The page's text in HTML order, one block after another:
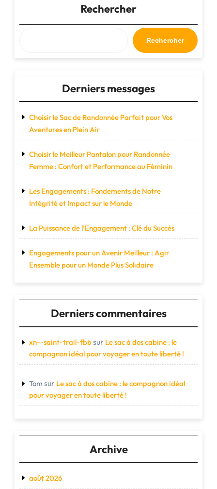
de
voyage
en
cuir
noir,
voyageur
moderne"
Rechercher
Rechercher
Derniers messages
Choisir le Sac de Randonnée Parfait pour Vos
Aventures en Plein Air
Choisir le Meilleur Pantalon pour Randonnée
Femme : Confort et Performance au Féminin
Les Engagements : Fondements de Notre
Intégrité et Impact sur le Monde
La Puissance de l’Engagement : Clé du Succès
Engagements pour un Avenir Meilleur : Agir
Ensemble pour un Monde Plus Solidaire
Derniers commentaires
xn--saint-trail-fbbsur Le sac à dos cabine : le
compagnon idéal pour voyager en toute liberté !
Tom sur Le sac à dos cabine : le compagnon idéal
pour voyager en toute liberté !
Archive
août 2026